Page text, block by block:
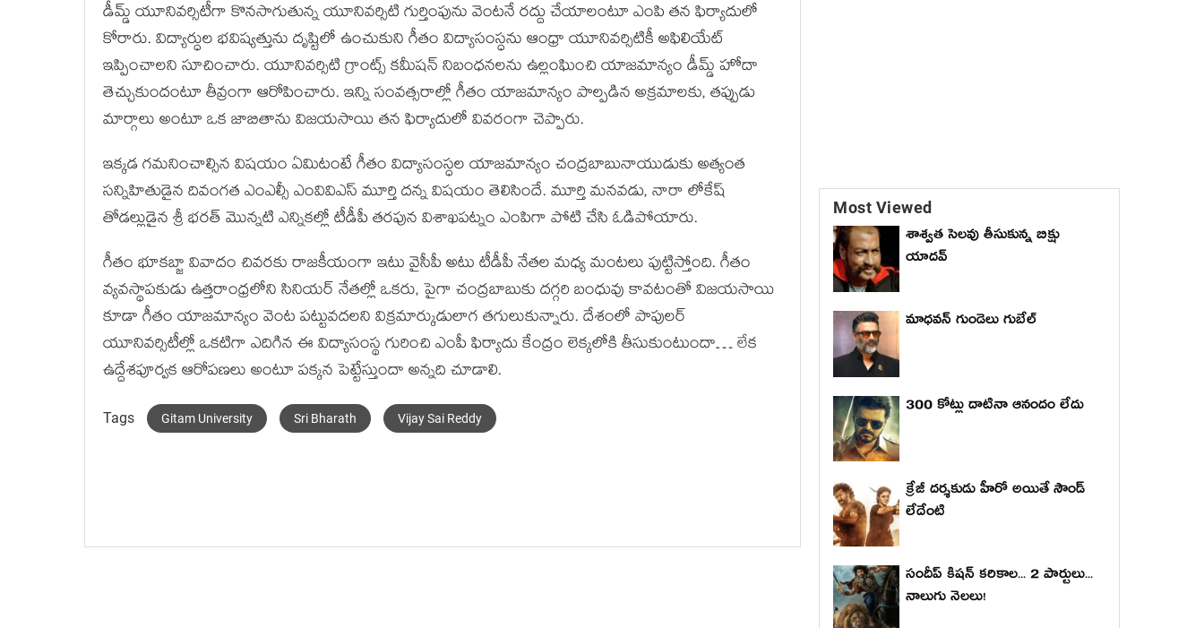
డీమ్డ్ యూనివర్సిటీగా కొనసాగుతున్న యూనివర్సిటి గుర్తింపును వెంటనే రద్దు చేయాలంటూ ఎంపి తన ఫిర్యాదులో
కోరారు. విద్యార్ధుల భవిష్యత్తును దృష్టిలో ఉంచుకుని గీతం విద్యాసంస్ధను ఆంధ్రా యూనివర్సిటికీ అఫిలియేట్
ఇప్పించాలని సూచించారు. యూనివర్సిటి గ్రాంట్స్ కమీషన్ నిబంధనలను ఉల్లంఘించి యాజమాన్యం డీమ్డ్ హోదా
తెచ్చుకుందంటూ తీవ్రంగా ఆరోపించారు. ఇన్ని సంవత్సరాల్లో గీతం యాజమాన్యం పాల్పడిన అక్రమాలకు, తప్పుడు
మార్గాలు అంటూ ఒక జాబితాను విజయసాయి తన ఫిర్యాదులో వివరంగా చెప్పారు.
ఇక్కడ గమనించాల్సిన విషయం ఏమిటంటే గీతం విద్యాసంస్ధల యాజమాన్యం చంద్రబాబునాయుడుకు అత్యంత
సన్నిహితుడైన దివంగత ఎంఎల్సీ ఎంవివిఎస్ మూర్తి దన్న విషయం తెలిసిందే. మూర్తి మనవడు, నారా లోకేష్
తోడల్లుడైన శ్రీ భరత్ మొన్నటి ఎన్నికల్లో టీడీపీ తరపున విశాఖపట్నం ఎంపిగా పోటి చేసి ఓడిపోయారు.
గీతం భూకబ్జా వివాదం చివరకు రాజకీయంగా ఇటు వైసీపీ అటు టీడీపీ నేతల మధ్య మంటలు పుట్టిస్తోంది. గీతం
వ్యవస్థాపకుడు ఉత్తరాంధ్రలోని సినియర్ నేతల్లో ఒకరు, పైగా చంద్రబాబుకు దగ్గరి బంధువు కావటంతో విజయసాయి
కూడా గీతం యాజమాన్యం వెంట పట్టువదలని విక్రమార్కుడులాగ తగులుకున్నారు. దేశంలో పాపులర్
యూనివర్సిటీల్లో ఒకటిగా ఎదిగిన ఈ విద్యాసంస్థ గురించి ఎంపీ ఫిర్యాదు కేంద్రం లెక్కలోకి తీసుకుంటుందా… లేక
ఉద్దేశపూర్వక ఆరోపణలు అంటూ పక్కన పెట్టేస్తుందా అన్నది చూడాలి.
Tags Gitam University Sri Bharath Vijay Sai Reddy
Most Viewed
శాశ్వత సెలవు తీసుకున్న బిక్షు
యాదవ్
మాధ‌వ‌న్ గుండెలు గుబేల్‌
300 కోట్లు దాటినా ఆనందం లేదు
క్రేజీ దర్శకుడు హీరో అయితే సౌండ్
లేదేంటి
సందీప్ కిషన్ కరికాల... 2 పార్టులు...
నాలుగు నెలలు!